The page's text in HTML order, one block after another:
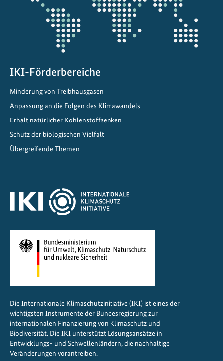
l
d
l
h
n
IKI-Förderbereiche
Minderung von Treibhausgasen
Anpassung an die Folgen des Klimawandels
Erhalt natürlicher Kohlenstoffsenken
Schutz der biologischen Vielfalt
Übergreifende Themen
Die Internationale Klimaschutzinitiative (IKI) ist eines der
wichtigsten Instrumente der Bundesregierung zur
internationalen Finanzierung von Klimaschutz und
Biodiversität. Die IKI unterstützt Lösungsansätze in
Entwicklungs- und Schwellenländern, die nachhaltige
Veränderungen vorantreiben.